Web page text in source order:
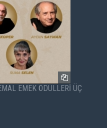
EMEK ÖDÜLLERİ ÜÇ